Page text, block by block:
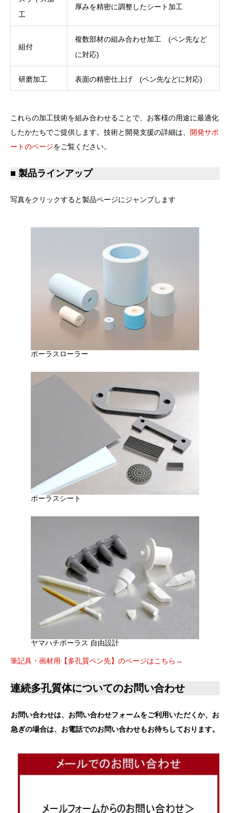
工
厚みを精密に調整したシート加工
組付
複数部材の組み合わせ加工 (ペン先など
に対応)
研磨加工 表面の精密仕上げ (ペン先などに対応)
これらの加工技術を組み合わせることで、お客様の用途に最適化
したかたちでご提供します。技術と開発支援の詳細は、 開発サポ
ートのページをご覧ください。
■ 製品ラインアップ
写真をクリックすると製品ページにジャンプします
ポーラスローラー
ポーラスシート
ヤマハチポーラス 自由設計
筆記具・画材用【多孔質ペン先】のページはこちら→
連続多孔質体についてのお問い合わせ
お問い合わせは、お問い合わせフォームをご利用いただくか、お
急ぎの場合は、お電話でのお問い合わせもお待ちしております。